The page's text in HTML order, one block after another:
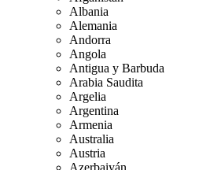
Albania
Alemania
Andorra
Angola
Antigua y Barbuda
Arabia Saudita
Argelia
Argentina
Armenia
Australia
Austria
Azerbaiyán